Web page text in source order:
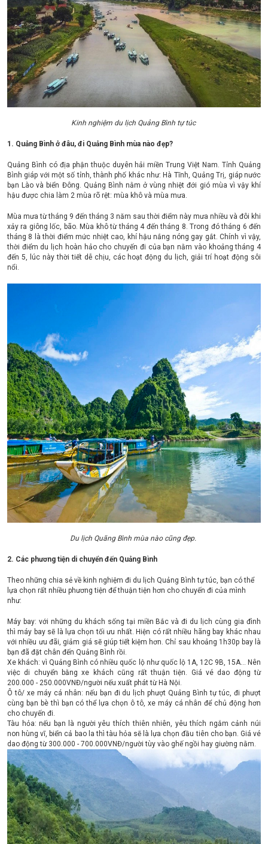
Kinh nghiệm du lịch Quảng Bình tự túc
1. Quảng Bình ở đâu, đi Quảng Bình mùa nào đẹp?
Quảng Bình có địa phận thuộc duyên hải miền Trung Việt Nam. Tỉnh Quảng
Bình giáp với một số tỉnh, thành phố khác như: Hà Tĩnh, Quảng Trị, giáp nước
bạn Lào và biển Đông. Quảng Bình nằm ở vùng nhiệt đới gió mùa vì vậy khí
hậu được chia làm 2 mùa rõ rệt: mùa khô và mùa mưa.
Mùa mưa từ tháng 9 đến tháng 3 năm sau thời điểm này mưa nhiều và đôi khi
xảy ra giông lốc, bão. Mùa khô từ tháng 4 đến tháng 8. Trong đó tháng 6 đến
tháng 8 là thời điểm mức nhiệt cao, khí hậu nắng nóng gay gắt. Chính vì vậy,
thời điểm du lịch hoàn hảo cho chuyến đi của bạn nằm vào khoảng tháng 4
đến 5, lúc này thời tiết dễ chịu, các hoạt động du lịch, giải trí hoạt động sôi
nổi.
Du lịch Quãng Bình mùa nào cũng đẹp.
2. Các phương tiện di chuyển đến Quảng Bình
Theo những chia sẻ về kinh nghiệm đi du lịch Quảng Bình tự túc, bạn có thể
lựa chọn rất nhiều phương tiện để thuận tiện hơn cho chuyến đi của mình
như:
Máy bay: với những du khách sống tại miền Bắc và đi du lịch cùng gia đình
thì máy bay sẽ là lựa chọn tối ưu nhất. Hiện có rất nhiều hãng bay khác nhau
với nhiều ưu đãi, giảm giá sẽ giúp tiết kiệm hơn. Chỉ sau khoảng 1h30p bay là
bạn đã đặt chân đến Quảng Bình rồi.
Xe khách: vì Quảng Bình có nhiều quốc lộ như quốc lộ 1A, 12C 9B, 15A... Nên
việc di chuyển bằng xe khách cũng rất thuận tiện. Giá vé dao động từ
200.000 - 250.000VNĐ/người nếu xuất phát từ Hà Nội.
Ô tô/ xe máy cá nhân: nếu bạn đi du lịch phượt Quảng Bình tự túc, đi phượt
cùng bạn bè thì bạn có thể lựa chọn ô tô, xe máy cá nhân để chủ động hơn
cho chuyến đi.
Tàu hỏa: nếu bạn là người yêu thích thiên nhiên, yêu thích ngắm cảnh núi
non hùng vĩ, biển cả bao la thì tàu hỏa sẽ là lựa chọn đầu tiên cho bạn. Giá vé
dao động từ 300.000 - 700.000VNĐ/người tùy vào ghế ngồi hay giường nằm.